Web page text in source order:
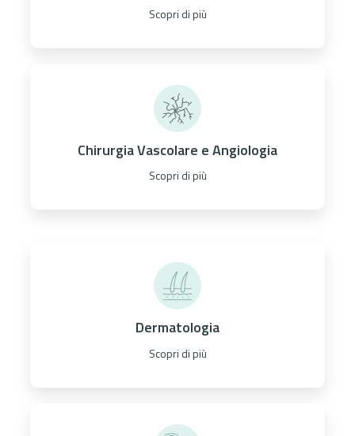
Scopri di più
Chirurgia Vascolare e Angiologia
Scopri di più
Dermatologia
Scopri di più